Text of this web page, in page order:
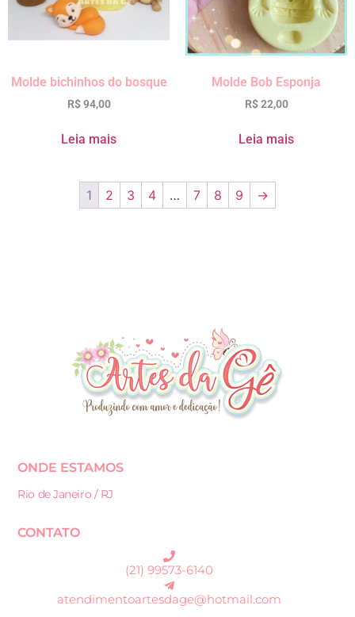
Molde bichinhos do bosque
R$94,00
Leia mais
Molde Bob Esponja
R$22,00
Leia mais
1 2 3 4 … 7 8 9 →
ONDE ESTAMOS
Rio de Janeiro / RJ
CONTATO
(21) 99573-6140
atendimentoartesdage@hotmail.com